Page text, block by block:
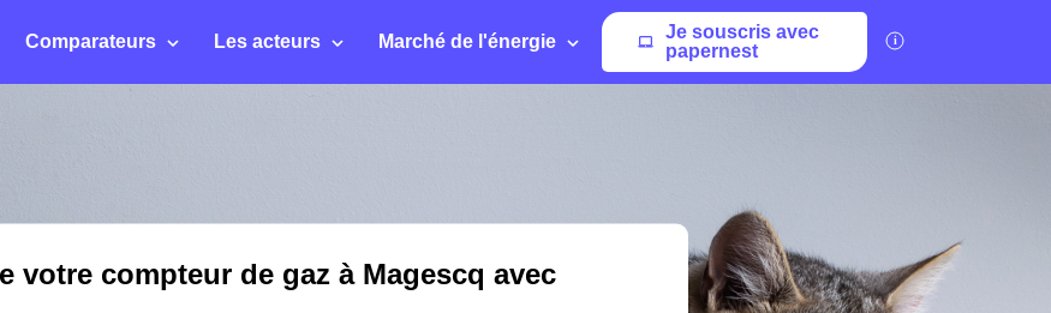
Comparateurs Les acteurs Marché de l'énergie
Je souscris avec
papernest